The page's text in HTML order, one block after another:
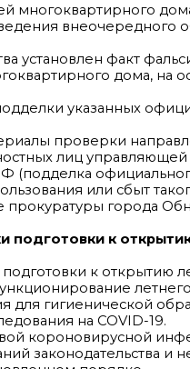
внеочередного
установлен факт
дома, на
указанных
проверки
лиц управляющей
(подделка
или сбыт
прокуратуры города
к
к открытию
для гигиенической
на COVID-19.
короновирусной
законодательства и